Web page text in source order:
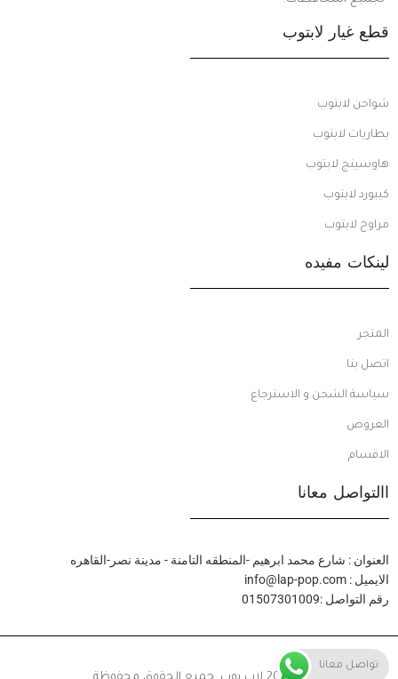
قطع غيار لابتوب
شواحن لابتوب
بطاريات لابتوب
هاوسينج لابتوب
كيبورد لابتوب
مراوح لابتوب
لينكات مفيده
المتجر
اتصل بنا
سياسة الشحن و الاسترجاع
العروض
الاقسام
االتواصل معانا
العنوان : شارع محمد ابرهيم -المنطقه التامنة - مدينة نصر-القاهره
الايميل : info@lap-pop.com
رقم التواصل :01507301009
تواصل معانا